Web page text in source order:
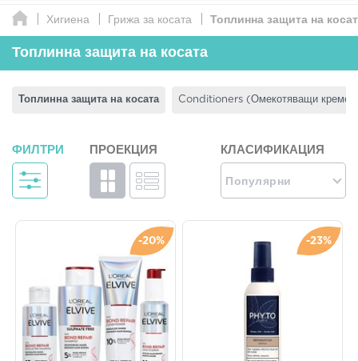
Хигиена Грижа за косата Топлинна защита на
Топлинна защита на косата
Топлинна защита на косата Conditioners (Омекотяващи
ФИЛТРИ ПРОЕКЦИЯ КЛАСИФИКАЦИЯ
Популярни
-20% -23%